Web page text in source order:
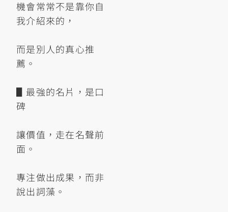
機會常常不是靠你自
我介紹來的，
而是別人的真心推
薦。
▋最強的名片，是口
碑
讓價值，走在名聲前
面。
專注做出成果，而非
說出詞藻。